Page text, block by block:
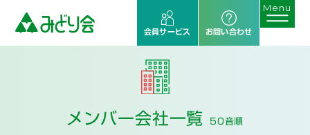
会員サービス お問い合わせ
メンバー会社一覧 50音順